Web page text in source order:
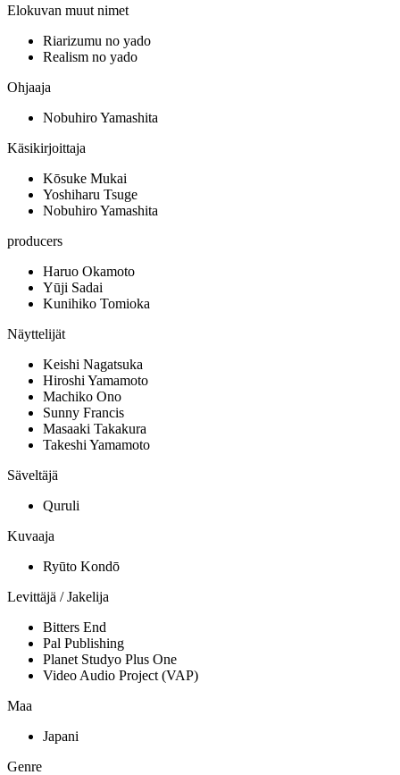
Elokuvan muut nimet
Riarizumu no yado
Realism no yado
Ohjaaja
Nobuhiro Yamashita
Käsikirjoittaja
Kōsuke Mukai
Yoshiharu Tsuge
Nobuhiro Yamashita
producers
Haruo Okamoto
Yūji Sadai
Kunihiko Tomioka
Näyttelijät
Keishi Nagatsuka
Hiroshi Yamamoto
Machiko Ono
Sunny Francis
Masaaki Takakura
Takeshi Yamamoto
Säveltäjä
Quruli
Kuvaaja
Ryūto Kondō
Levittäjä / Jakelija
Bitters End
Pal Publishing
Planet Studyo Plus One
Video Audio Project (VAP)
Maa
Japani
Genre